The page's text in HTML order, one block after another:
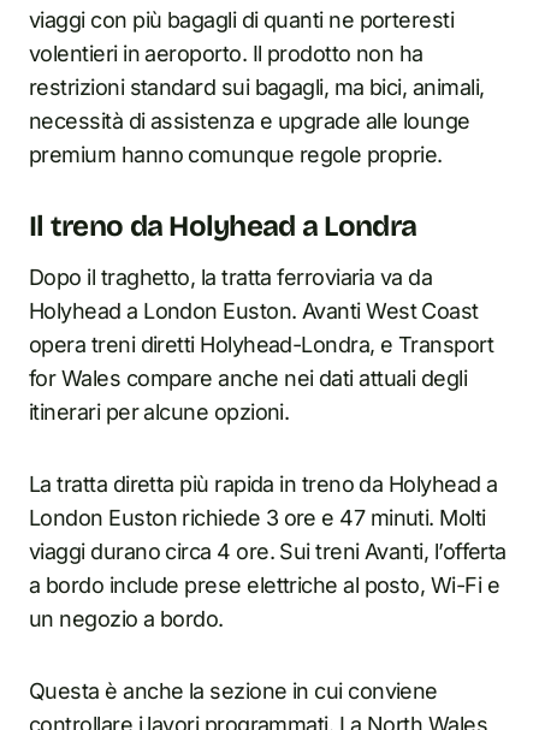
viaggi con più bagagli di quanti ne porteresti
volentieri in aeroporto. Il prodotto non ha
restrizioni standard sui bagagli, ma bici, animali,
necessità di assistenza e upgrade alle lounge
premium hanno comunque regole proprie.
Il treno da Holyhead a Londra
Dopo il traghetto, la tratta ferroviaria va da
Holyhead a London Euston. Avanti West Coast
opera treni diretti Holyhead-Londra, e Transport
for Wales compare anche nei dati attuali degli
itinerari per alcune opzioni.
La tratta diretta più rapida in treno da Holyhead a
London Euston richiede 3 ore e 47 minuti. Molti
viaggi durano circa 4 ore. Sui treni Avanti, l’offerta
a bordo include prese elettriche al posto, Wi-Fi e
un negozio a bordo.
Questa è anche la sezione in cui conviene
controllare i lavori programmati. La North Wales